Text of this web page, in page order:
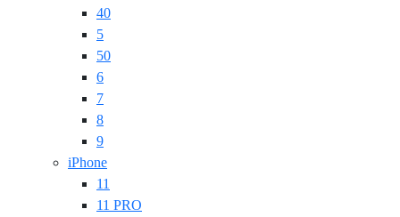
40
5
50
6
7
8
9
iPhone
11
11 PRO